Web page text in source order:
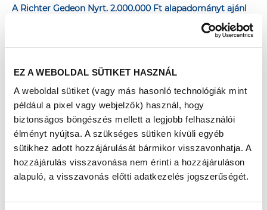
EZ A WEBOLDAL SÜTIKET HASZNÁL
A weboldal sütiket (vagy más hasonló technológiák mint
például a pixel vagy webjelzők) használ, hogy
biztonságos böngészés mellett a legjobb felhasználói
élményt nyújtsa. A szükséges sütiken kívüli egyéb
sütikhez adott hozzájárulását bármikor visszavonhatja. A
hozzájárulás visszavonása nem érinti a hozzájáruláson
alapuló, a visszavonás előtti adatkezelés jogszerűségét.
A Richter Gedeon Nyrt. 2.000.000 Ft alapadományt ajánl
fel a Debreceni Egyetem Klinikai Központ Debreceni
Alapellátási és Egészségfejlesztési Intézetnek, defibrillátor
AZ ADOMÁNYPONTGYŰJTÉS MENETE
Az adományalapot a résztvevők minden szűrésért,
tanácsadásért, meghallgatott előadásért járó
adományponttal növelni tudják, hiszen a Richter
pontonként 300 forinttal megemeli az alapadomány
összegét. Minél aktívabban cselekszik valaki saját
egészségéért, annál nagyobb mértékben járul hozzá az
intézetnek szánt adomány gyarapításához.
1 PONT = 300 FT AZ INTÉZETNEK
A 20 pontot összegyűjtők részt vehetnek egy kétfős,
adománypontgyűjtő füzet váltható be. További részletek a